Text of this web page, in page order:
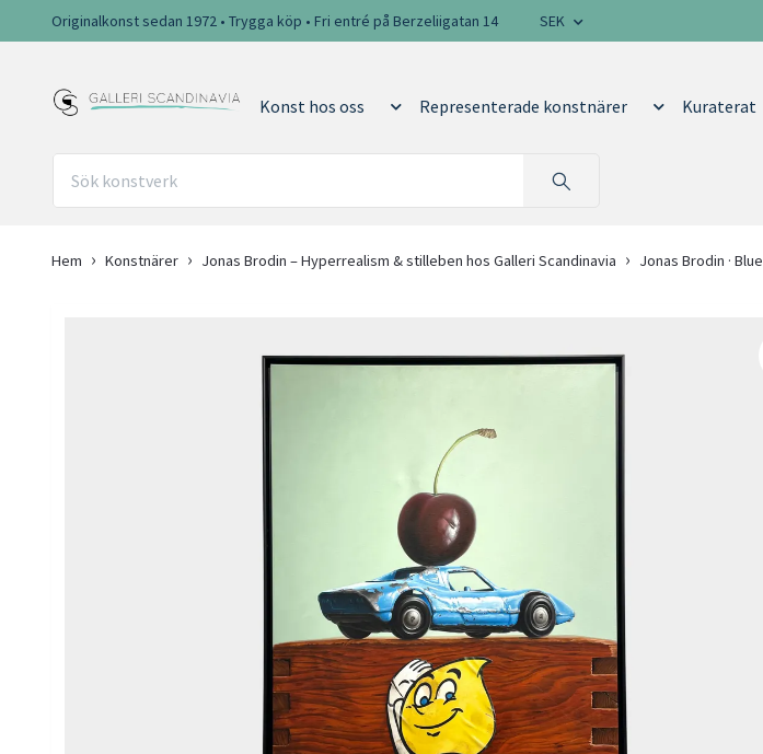
Originalkonst sedan 1972 • Trygga köp • Fri entré på Berzeliigatan 14 SEK
Konst hos oss Representerade konstnärer Kuraterat
Hem Konstnärer Jonas Brodin – Hyperrealism & stilleben hos Galleri Scandinavia Jonas Brodin · Blue